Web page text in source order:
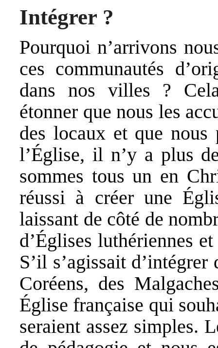
Intégrer ?
Pourquoi n’arrivons
ces communautés
dans nos villes ?
étonner que nous les
des locaux et que nous
l’Église, il n’y a plus
sommes tous un en
réussi à créer une
laissant de côté de
d’Églises luthériennes
S’il s’agissait
Coréens, des
Église française qui
seraient assez simples.